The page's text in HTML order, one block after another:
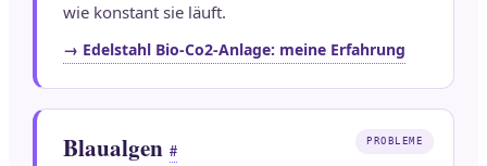
wie konstant sie läuft.
→ Edelstahl Bio-Co2-Anlage: meine Erfahrung
Blaualgen # PROBLEME